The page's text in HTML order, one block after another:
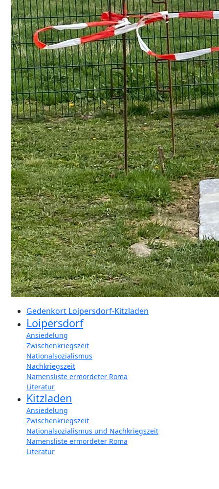
Gedenkort Loipersdorf-Kitzladen
Loipersdorf
Ansiedelung
Zwischenkriegszeit
Nationalsozialismus
Nachkriegszeit
Namensliste ermordeter Roma
Literatur
Kitzladen
Ansiedelung
Zwischenkriegszeit
Nationalsozialismus und Nachkriegszeit
Namensliste ermordeter Roma
Literatur